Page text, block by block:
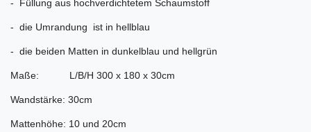
- Füllung aus hochverdichtetem Schaumstoff
- die Umrandung ist in hellblau
- die beiden Matten in dunkelblau und hellgrün
Maße: L/B/H 300 x 180 x 30cm
Wandstärke: 30cm
Mattenhöhe: 10 und 20cm